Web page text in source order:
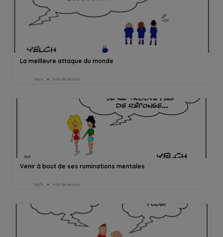
La meilleure attaque du monde
Yelch 1min de lecture
Venir à bout de ses ruminations mentales
Yelch 1min de lecture